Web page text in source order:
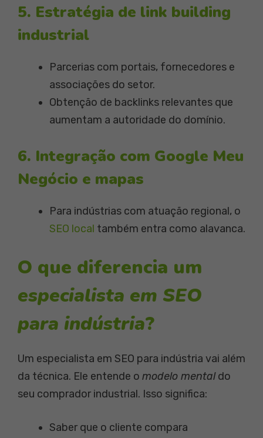
5. Estratégia de link building
industrial
Parcerias com portais, fornecedores e
associações do setor.
Obtenção de backlinks relevantes que
aumentam a autoridade do domínio.
6. Integração com Google Meu
Negócio e mapas
Para indústrias com atuação regional, o
SEO local também entra como alavanca.
O que diferencia um
especialista em SEO
para indústria?
Um especialista em SEO para indústria vai além
da técnica. Ele entende o modelo mentaldo
seu comprador industrial. Isso significa:
Saber que o cliente compara